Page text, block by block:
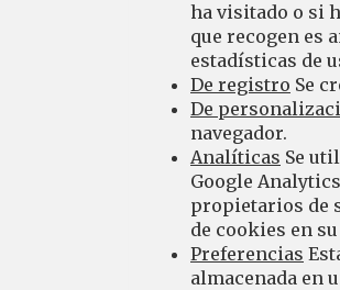
ha visitado o si
que recogen es
estadísticas de
De registro Se
De
navegador.
Analíticas Se
Google
propietarios de
de cookies en
Preferencias
almacenada en